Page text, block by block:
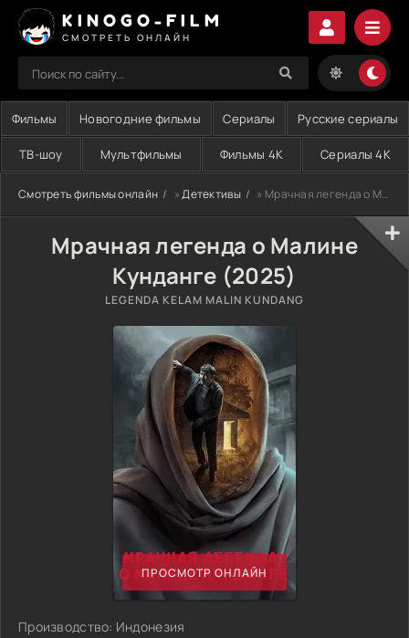
KINOGO-FILM
СМОТРЕТЬ ОНЛАЙН
Фильмы Новогодние фильмы Сериалы Русские сериалы
ТВ-шоу Мультфильмы Фильмы 4K Сериалы 4K
Смотреть фильмы онлайн »Детективы » Мрачная легенда о Малине Кунданге (2025)
Мрачная легенда о Малине
Кунданге (2025)
LEGENDA KELAM MALIN KUNDANG
ПРОСМОТР ОНЛАЙН
Производство: Индонезия